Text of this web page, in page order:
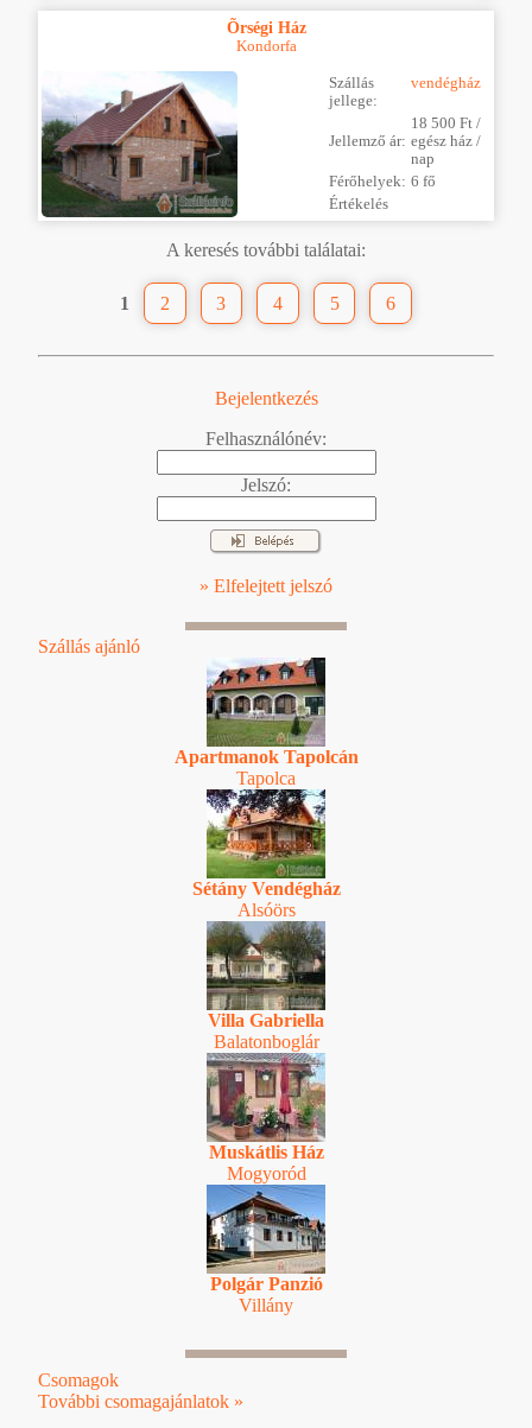
Õrségi Ház
Kondorfa
Szállás
jellege:
vendégház
Jellemző ár:
18 500 Ft /
egész ház /
nap
Férőhelyek: 6 fő
Értékelés
A keresés további találatai:
1 2 3 4 5 6
Bejelentkezés
Felhasználónév:
Jelszó:
» Elfelejtett jelszó
Szállás ajánló
Apartmanok Tapolcán
Tapolca
Sétány Vendégház
Alsóörs
Villa Gabriella
Balatonboglár
Muskátlis Ház
Mogyoród
Polgár Panzió
Villány
Csomagok
További csomagajánlatok »